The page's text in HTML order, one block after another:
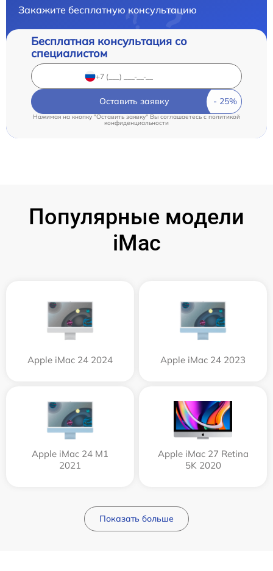
Закажите бесплатную консультацию
Бесплатная консультация со
специалистом
Оставить заявку
Нажимая на кнопку "Оставить заявку" Вы соглашаетесь c политикой
конфиденциальности
Популярные модели
iMac
Apple iMac 24 2024 Apple iMac 24 2023
Apple iMac 24 M1
2021
Apple iMac 27 Retina
5K 2020
Показать больше